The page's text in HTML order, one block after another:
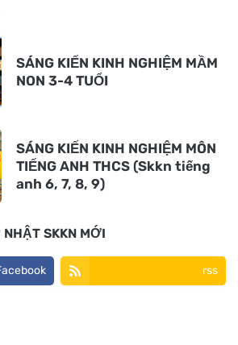
SÁNG KIẾN KINH NGHIỆM MẦM
NON 3-4 TUỔI
SÁNG KIẾN KINH NGHIỆM MÔN
TIẾNG ANH THCS (Skkn tiếng
anh 6, 7, 8, 9)
SKKN MỚI
rss